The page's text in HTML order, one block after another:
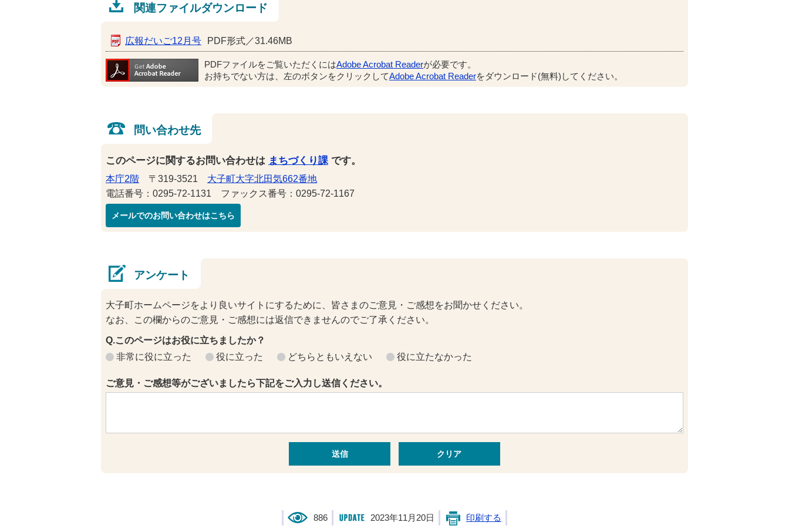
関連ファイルダウンロード
広報だいご12月号 PDF形式／31.46MB
PDFファイルをご覧いただくにはAdobe Acrobat Readerが必要です。
お持ちでない方は、左のボタンをクリックしてAdobe Acrobat Readerをダウンロード(無料)してください。
問い合わせ先
このページに関するお問い合わせは まちづくり課 です。
本庁2階 〒319-3521 大子町大字北田気662番地
電話番号：0295-72-1131 ファックス番号：0295-72-1167
メールでのお問い合わせはこちら
アンケート
大子町ホームページをより良いサイトにするために、皆さまのご意見・ご感想をお聞かせください。
なお、この欄からのご意見・ご感想には返信できませんのでご了承ください。
Q.このページはお役に立ちましたか？
非常に役に立った
役に立った どちらともいえない 役に立たなかった
ご意見・ご感想等がございましたら下記をご入力し送信ください。
886 2023年11月20日 印刷する